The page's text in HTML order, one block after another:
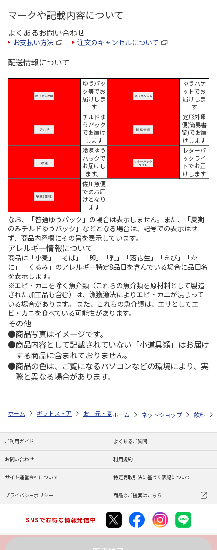
マークや記載内容について
よくあるお問い合わせ
お支払い方法 注文のキャンセルについて
配送情報について
ゆうパッ
ク等でお
届けしま
す
ゆうパケ
ットでお
届けしま
す
チルドゆ
うパック
でお届け
します
定形外郵
便(簡易書
留)でお届
けします
冷凍ゆう
パックで
お届けし
ます。
レターパ
ックライ
トでお届
けします
佐川急便
でのお届
けとなり
ます
なお、「普通ゆうパック」の場合は表示しません。また、「夏期
のみチルドゆうパック」などとなる場合は、記号での表示はせ
ず、商品内容欄にその旨を表示しています。
アレルギー情報について
商品に「小麦」「そば」「卵」「乳」「落花生」「えび」「か
に」「くるみ」のアレルギー特定8品目を含んでいる場合に品目名
を表示します。
※エビ・カニを除く魚介類（これらの魚介類を原材料として製造
された加工品も含む）は、漁獲漁法によりエビ・カニが混じって
いる場合があります。 また、これらの魚介類は、エサとしてエ
ビ・カニを食べている可能性があります。
その他
商品写真はイメージです。
商品内容として記載されていない「小道具類」はお届け
する商品に含まれておりません。
商品の色は、ご覧になるパソコンなどの環境により、実
際と異なる場合があります。
ホーム ギフトストア お中元・夏ギフト特集 2026 ゆうゆうギフト
ホーム ネットショップ 飲料
ご利用ガイド よくあるご質問
お問い合わせ 利用規約
サイト運営会社について 特定商取引法に基づく表記について
プライバシーポリシー 商品のご提案はこちら
SNSでお得な情報発信中